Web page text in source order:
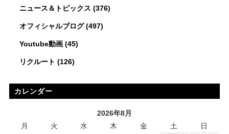
ニュース＆トピックス (376)
オフィシャルブログ(497)
Youtube動画(45)
リクルート (126)
カレンダー
2026年8月
月
火 水 木 金 土
日